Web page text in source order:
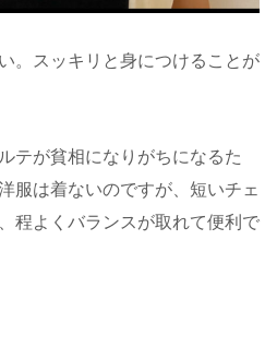
。スッキリと身につけることが
テが貧相になりがちになるた
服は着ないのですが、短いチェ
程よくバランスが取れて便利で